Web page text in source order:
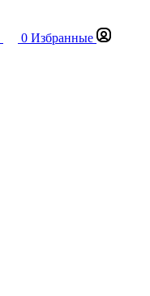
0 Избранные